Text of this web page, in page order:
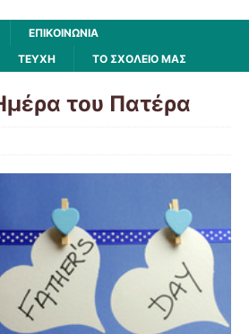
ΕΠΙΚΟΙΝΩΝΙΑ
ΤΕΥΧΗ ΤΟ ΣΧΟΛΕΙΟ ΜΑΣ
του Πατέρα